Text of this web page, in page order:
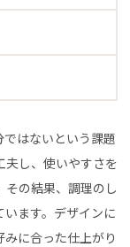
はないという課題
夫し、使いやすさを
の結果、調理のし
ます。デザインに
に合った仕上がり